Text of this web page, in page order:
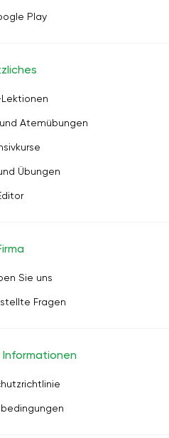
Play
Atemübungen
Übungen
Sie uns
Fragen